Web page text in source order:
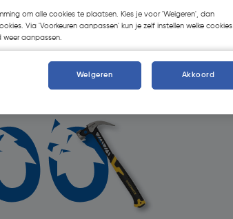
Oops!
om alle cookies te plaatsen. Kies je voor 'Weigeren', dan
Via 'Voorkeuren aanpassen' kun je zelf instellen welke cookies
weer aanpassen.
Weigeren Akkoord